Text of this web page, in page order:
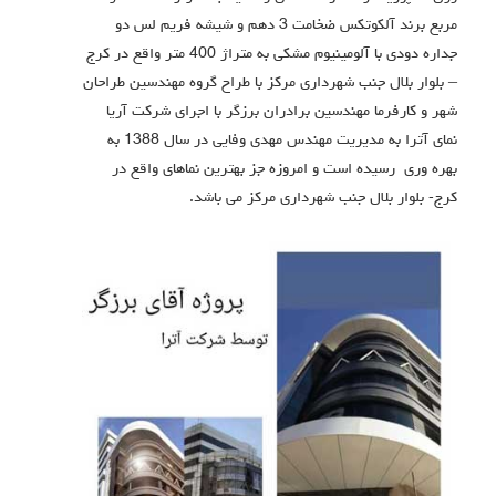
مربع برند آلکوتکس ضخامت 3 دهم و شیشه فریم لس دو
جداره دودی با آلومینیوم مشکی به متراژ 400 متر واقع در کرج
– بلوار بلال جنب شهرداری مرکز با طراح گروه مهندسین طراحان
شهر و کارفرما مهندسین برادران برزگر با اجرای شرکت آریا
نمای آترا به مدیریت مهندس مهدی وفایی در سال 1388 به
بهره وری رسیده است و امروزه جز بهترین نماهای واقع در
کرج- بلوار بلال جنب شهرداری مرکز می باشد.